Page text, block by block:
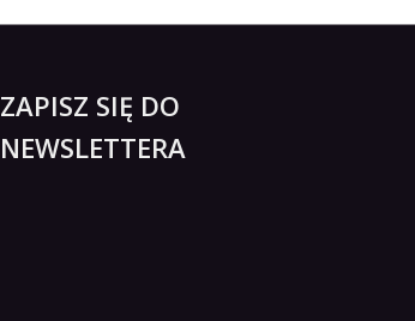
ZAPISZ SIĘ DO
NEWSLETTERA